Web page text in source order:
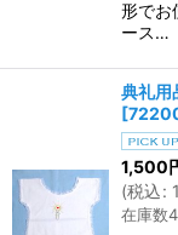
形でお
ース…
典礼
[
1,500
(税込:
在庫数